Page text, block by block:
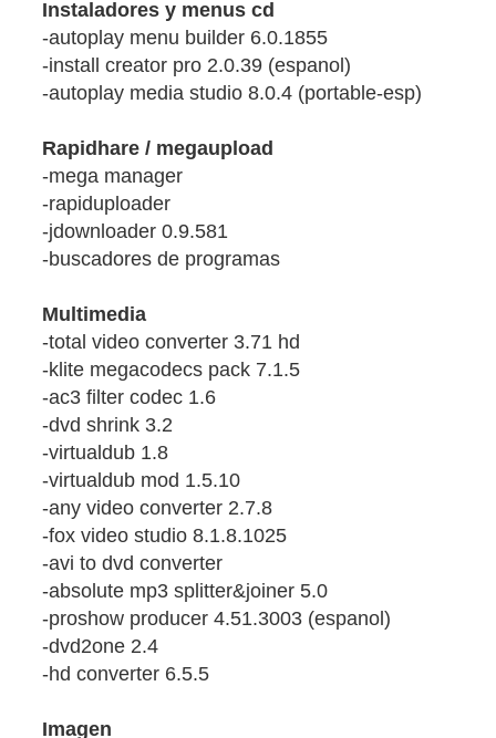
Instaladores y menus cd
-autoplay menu builder 6.0.1855
-install creator pro 2.0.39 (espanol)
-autoplay media studio 8.0.4 (portable-esp)
Rapidhare / megaupload
-mega manager
-rapiduploader
-jdownloader 0.9.581
-buscadores de programas
Multimedia
-total video converter 3.71 hd
-klite megacodecs pack 7.1.5
-ac3 filter codec 1.6
-dvd shrink 3.2
-virtualdub 1.8
-virtualdub mod 1.5.10
-any video converter 2.7.8
-fox video studio 8.1.8.1025
-avi to dvd converter
-absolute mp3 splitter&joiner 5.0
-proshow producer 4.51.3003 (espanol)
-dvd2one 2.4
-hd converter 6.5.5
Imagen